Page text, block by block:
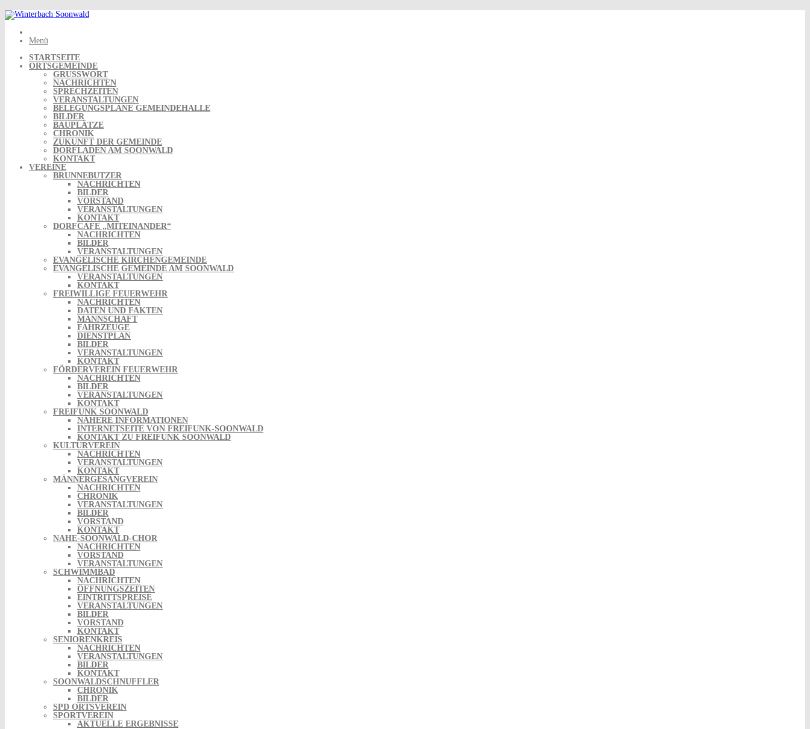
Skip
to
content
Menü
STARTSEITE
ORTSGEMEINDE
GRUSSWORT
NACHRICHTEN
SPRECHZEITEN
VERANSTALTUNGEN
BELEGUNGSPLÄNE GEMEINDEHALLE
BILDER
BAUPLÄTZE
CHRONIK
ZUKUNFT DER GEMEINDE
DORFLADEN AM SOONWALD
KONTAKT
VEREINE
BRUNNEBUTZER
NACHRICHTEN
BILDER
VORSTAND
VERANSTALTUNGEN
KONTAKT
DORFCAFE „MITEINANDER“
NACHRICHTEN
BILDER
VERANSTALTUNGEN
EVANGELISCHE KIRCHENGEMEINDE
EVANGELISCHE GEMEINDE AM SOONWALD
VERANSTALTUNGEN
KONTAKT
FREIWILLIGE FEUERWEHR
NACHRICHTEN
DATEN UND FAKTEN
MANNSCHAFT
FAHRZEUGE
DIENSTPLAN
BILDER
VERANSTALTUNGEN
KONTAKT
FÖRDERVEREIN FEUERWEHR
NACHRICHTEN
BILDER
VERANSTALTUNGEN
KONTAKT
FREIFUNK SOONWALD
NÄHERE INFORMATIONEN
INTERNETSEITE VON FREIFUNK-SOONWALD
KONTAKT ZU FREIFUNK SOONWALD
KULTURVEREIN
NACHRICHTEN
VERANSTALTUNGEN
KONTAKT
MÄNNERGESANGVEREIN
NACHRICHTEN
CHRONIK
VERANSTALTUNGEN
BILDER
VORSTAND
KONTAKT
NAHE-SOONWALD-CHOR
NACHRICHTEN
VORSTAND
VERANSTALTUNGEN
SCHWIMMBAD
NACHRICHTEN
ÖFFNUNGSZEITEN
EINTRITTSPREISE
VERANSTALTUNGEN
BILDER
VORSTAND
KONTAKT
SENIORENKREIS
NACHRICHTEN
VERANSTALTUNGEN
BILDER
KONTAKT
SOONWALDSCHNUFFLER
CHRONIK
BILDER
SPD ORTSVEREIN
SPORTVEREIN
AKTUELLE ERGEBNISSE